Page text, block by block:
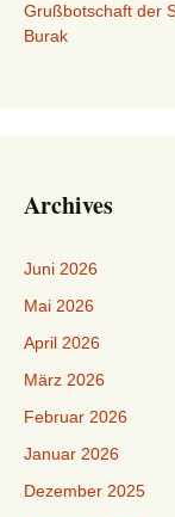
Grußbotschaft der
Burak
Archives
Juni 2026
Mai 2026
April 2026
März 2026
Februar 2026
Januar 2026
Dezember 2025